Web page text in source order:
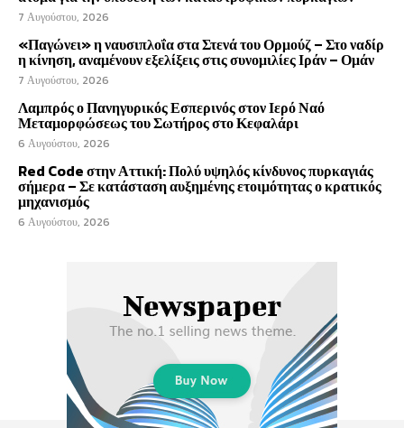
7 Αυγούστου, 2026
«Παγώνει» η ναυσιπλοΐα στα Στενά του Ορμούζ – Στο ναδίρ
η κίνηση, αναμένουν εξελίξεις στις συνομιλίες Ιράν – Ομάν
7 Αυγούστου, 2026
Λαμπρός ο Πανηγυρικός Εσπερινός στον Ιερό Ναό
Μεταμορφώσεως του Σωτήρος στο Κεφαλάρι
6 Αυγούστου, 2026
Red Code στην Αττική: Πολύ υψηλός κίνδυνος πυρκαγιάς
σήμερα – Σε κατάσταση αυξημένης ετοιμότητας ο κρατικός
μηχανισμός
6 Αυγούστου, 2026